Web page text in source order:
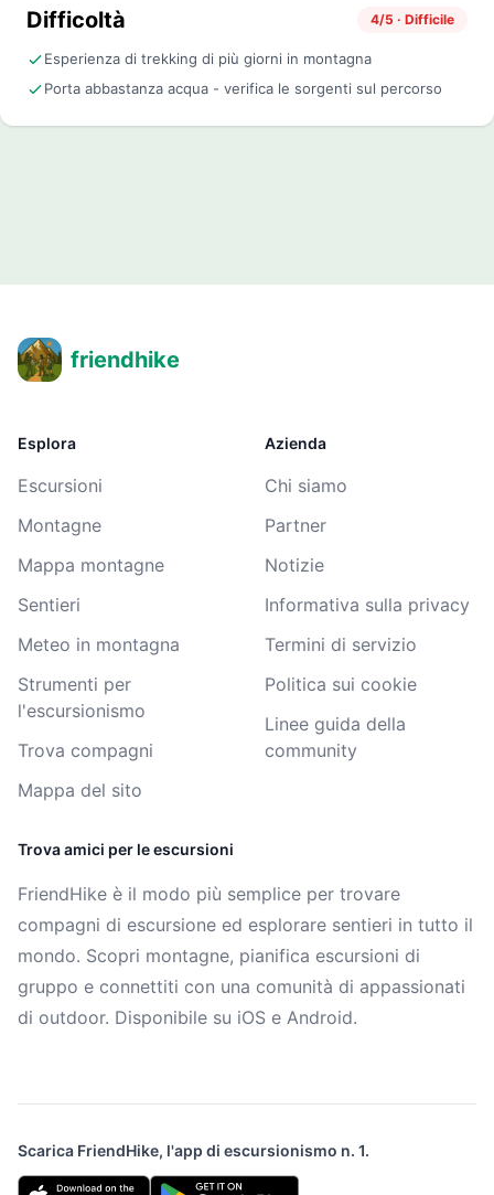
Difficoltà 4/5 · Difficile
Esperienza di trekking di più giorni in montagna
Porta abbastanza acqua - verifica le sorgenti sul percorso
friendhike
Esplora
Escursioni
Montagne
Mappa montagne
Sentieri
Meteo in montagna
Strumenti per
l'escursionismo
Trova compagni
Mappa del sito
Azienda
Chi siamo
Partner
Notizie
Informativa sulla privacy
Termini di servizio
Politica sui cookie
Linee guida della
community
Trova amici per le escursioni
FriendHike è il modo più semplice per trovare
compagni di escursione ed esplorare sentieri in tutto il
mondo. Scopri montagne, pianifica escursioni di
gruppo e connettiti con una comunità di appassionati
di outdoor. Disponibile su iOS e Android.
Scarica FriendHike, l'app di escursionismo n. 1.